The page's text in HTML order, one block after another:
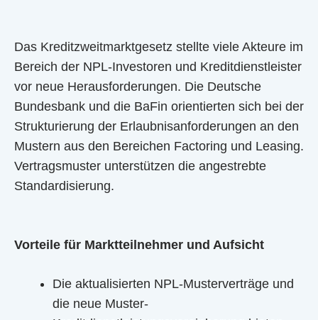
Das Kreditzweitmarktgesetz stellte viele Akteure im
Bereich der NPL-Investoren und Kreditdienstleister
vor neue Herausforderungen. Die Deutsche
Bundesbank und die BaFin orientierten sich bei der
Strukturierung der Erlaubnisanforderungen an den
Mustern aus den Bereichen Factoring und Leasing.
Vertragsmuster unterstützen die angestrebte
Standardisierung.
Vorteile für Marktteilnehmer und Aufsicht
Die aktualisierten NPL-Musterverträge und
die neue Muster-